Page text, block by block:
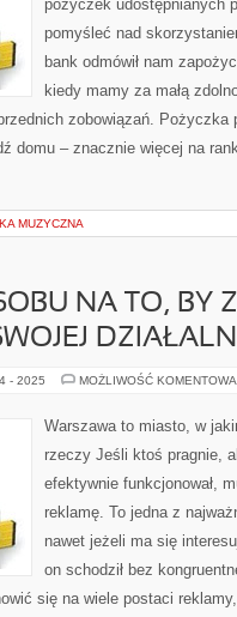
pożyczek udostępnianych
pomyśleć nad
bank odmówił nam
kiedy mamy za małą
zobowiązań.
domu – znacznie więcej na
MUZYCZNA
NA TO, BY
- 2025 MOŻLIWOŚĆ
Warszawa to miasto, w
rzeczy Jeśli ktoś pragnie,
efektywnie funkcjonował,
reklamę. To jedna z
nawet jeżeli ma się
on schodził bez
się na wiele postaci